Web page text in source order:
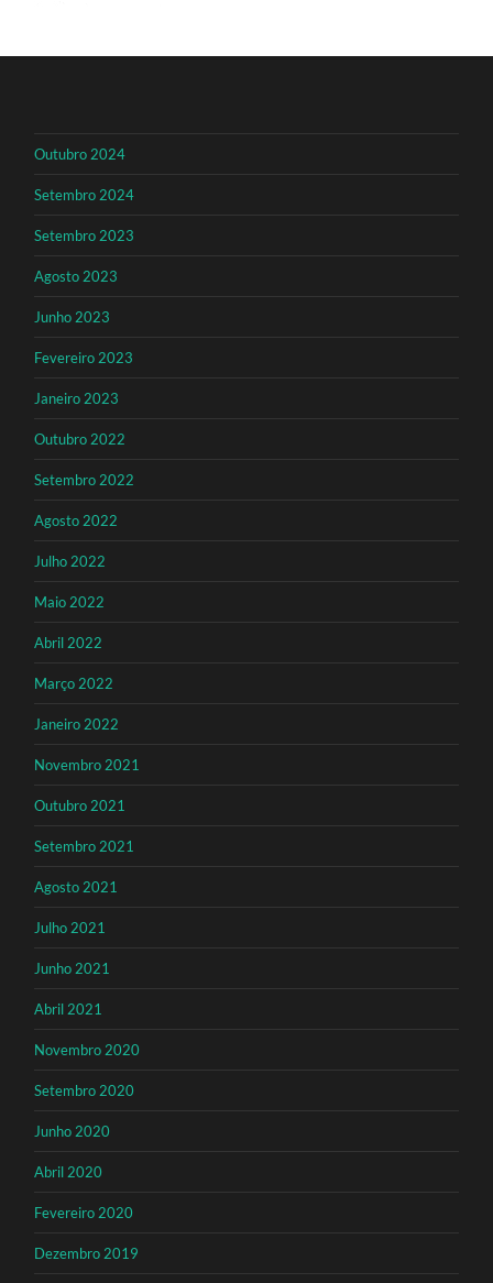
Outubro 2024
Setembro 2024
Setembro 2023
Agosto 2023
Junho 2023
Fevereiro 2023
Janeiro 2023
Outubro 2022
Setembro 2022
Agosto 2022
Julho 2022
Maio 2022
Abril 2022
Março 2022
Janeiro 2022
Novembro 2021
Outubro 2021
Setembro 2021
Agosto 2021
Julho 2021
Junho 2021
Abril 2021
Novembro 2020
Setembro 2020
Junho 2020
Abril 2020
Fevereiro 2020
Dezembro 2019